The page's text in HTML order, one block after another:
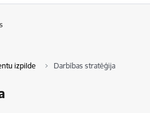
izpilde Darbības stratēģija